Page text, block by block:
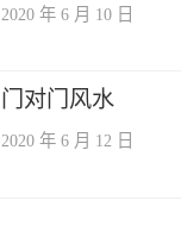
2020 年 6 月 10 日
门对门风水
2020 年 6 月 12 日